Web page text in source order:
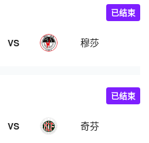
VS 穆莎
已结束
VS 奇芬
已结束